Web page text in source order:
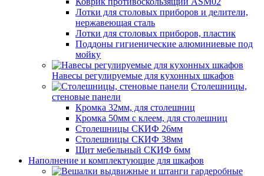
Лотки для столовых приборов и делители,
нержавеющая сталь
Лотки для столовых приборов, пластик
Поддоны гигиенические алюминиевые под
мойку
Навесы регулируемые для кухонных шкафов
Столешницы,
стеновые панели
Кромка 32мм, для столешниц
Кромка 50мм с клеем, для столешниц
Столешницы СКИФ 26мм
Столешницы СКИФ 38мм
Щит мебельный СКИФ 6мм
Наполнение и комплектующие для шкафов